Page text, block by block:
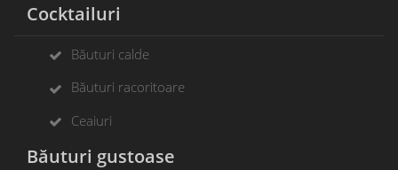
Cocktailuri
Băuturi calde
Băuturi racoritoare
Ceaiuri
Băuturi gustoase